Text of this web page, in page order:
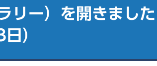
リー）を開きまし
）